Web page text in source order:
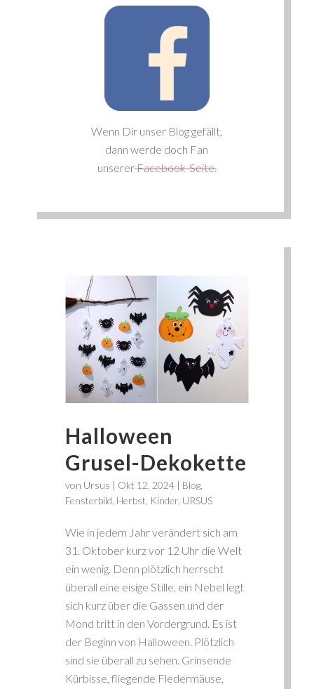
Wenn Dir unser Blog gefällt,
dann werde doch Fan
unsererFacebook-Seite.
Halloween
Grusel-Dekokette
von Ursus | Okt 12, 2024| Blog,
Fensterbild Herbst Kinder, URSUS
Wie in jedem Jahr verändert sich am
31. Oktober kurz vor 12 Uhr die Welt
ein wenig. Denn plötzlich herrscht
überall eine eisige Stille, ein Nebel legt
sich kurz über die Gassen und der
Mond tritt in den Vordergrund. Es ist
der Beginn von Halloween. Plötzlich
sind sie überall zu sehen. Grinsende
Kürbisse, fliegende Fledermäuse,